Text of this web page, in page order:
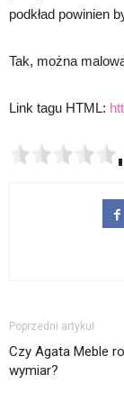
podkład powinien
Tak, można
Link tagu HTML:
Poprzedni artykuł
Czy Agata Meble
wymiar?